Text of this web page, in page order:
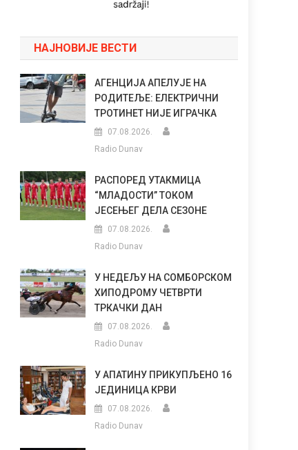
НАЈНОВИЈЕ ВЕСТИ
АГЕНЦИЈА АПЕЛУЈЕ НА
РОДИТЕЉЕ: ЕЛЕКТРИЧНИ
ТРОТИНЕТ НИЈЕ ИГРАЧКА
07.08.2026.
Radio Dunav
РАСПОРЕД УТАКМИЦА
“МЛАДОСТИ” ТОКОМ
ЈЕСЕЊЕГ ДЕЛА СЕЗОНЕ
07.08.2026.
Radio Dunav
У НЕДЕЉУ НА СОМБОРСКОМ
ХИПОДРОМУ ЧЕТВРТИ
ТРКАЧКИ ДАН
07.08.2026.
Radio Dunav
У АПАТИНУ ПРИКУПЉЕНО 16
ЈЕДИНИЦА КРВИ
07.08.2026.
Radio Dunav